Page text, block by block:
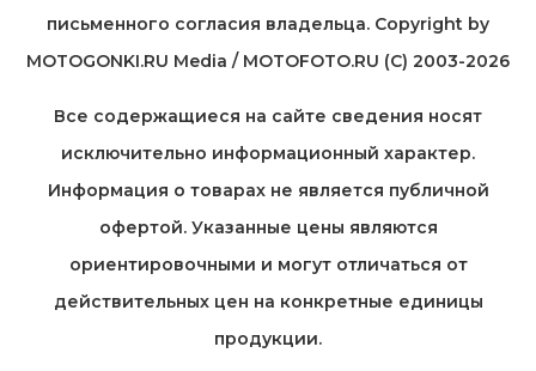
письменного согласия владельца. Copyright by
MOTOGONKI.RU Media / MOTOFOTO.RU (C) 2003-2026
Все содержащиеся на cайте сведения носят
исключительно информационный характер.
Информация о товарах не является публичной
офертой. Указанные цены являются
ориентировочными и могут отличаться от
действительных цен на конкретные единицы
продукции.